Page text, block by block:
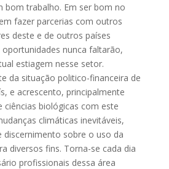
bom trabalho. Em ser bom no
fazer parcerias com outros
deste e de outros países
nunca faltarão,
estiagem nesse setor.
da situação politico-financeira de
e acrescento, principalmente
ciências biológicas com este
climáticas inevitáveis,
discernimento sobre o uso da
diversos fins. Torna-se cada dia
profissionais dessa área